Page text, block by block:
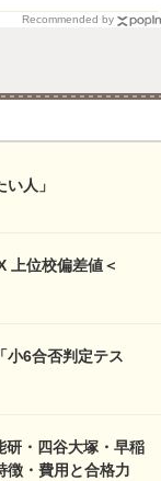
Recommended by
人」
上位校偏差値＜
小6合否判定テス
研・四谷大塚・早稲
徴・費用と合格力